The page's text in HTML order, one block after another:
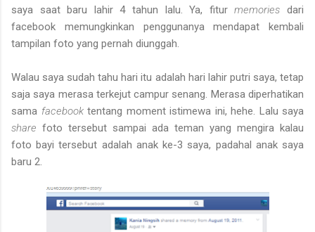
saya saat baru lahir 4 tahun lalu. Ya, fiturmemories dari
facebook memungkinkan penggunanya mendapat kembali
tampilan foto yang pernah diunggah.
Walau saya sudah tahu hari itu adalah hari lahir putri saya, tetap
saja saya merasa terkejut campur senang. Merasa diperhatikan
sama facebook tentang moment istimewa ini, hehe. Lalu saya
share foto tersebut sampai ada teman yang mengira kalau
foto bayi tersebut adalah anak ke-3 saya, padahal anak saya
baru 2.